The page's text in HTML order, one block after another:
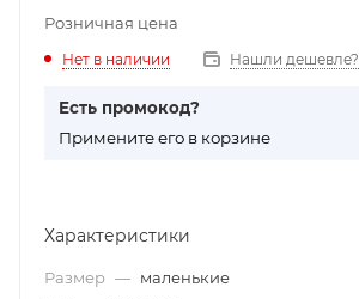
Розничная цена
Нет в наличии Нашли дешевле?
Есть промокод?
Примените его в корзине
Характеристики
Размер — маленькие